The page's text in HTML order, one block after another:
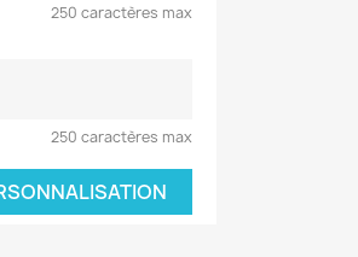
250 caractères max
250 caractères max